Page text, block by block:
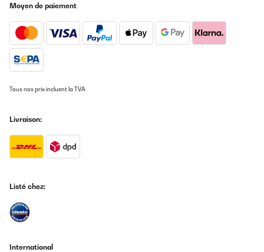
Moyen de paiement
Tous nos prix incluent la TVA
Livraison:
Listé chez:
International